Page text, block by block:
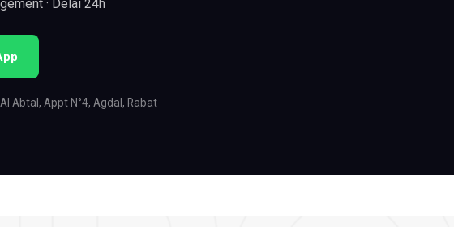
· Délai 24h
Abtal, Appt N°4, Agdal, Rabat